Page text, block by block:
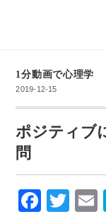
1分動画で心理学
2019-12-15
ポジティブ
問
F
T